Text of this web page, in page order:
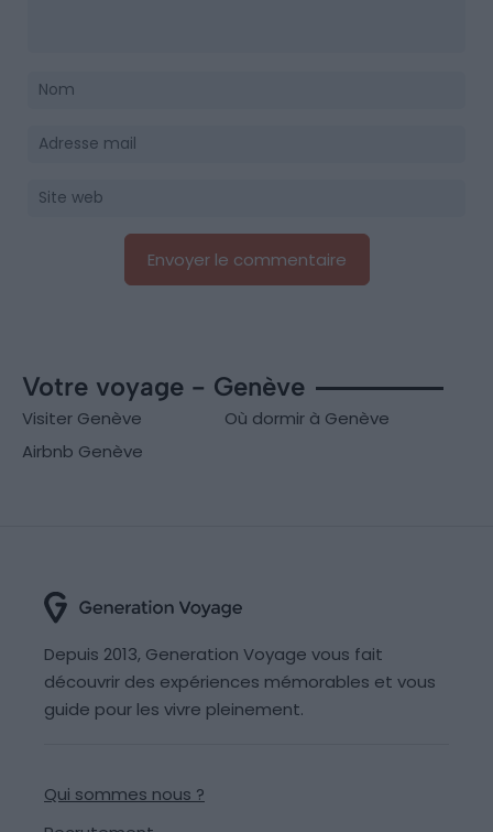
Votre voyage - Genève
Visiter Genève
Où dormir à Genève
Airbnb Genève
Depuis 2013, Generation Voyage vous fait
découvrir des expériences mémorables et vous
guide pour les vivre pleinement.
Qui sommes nous ?